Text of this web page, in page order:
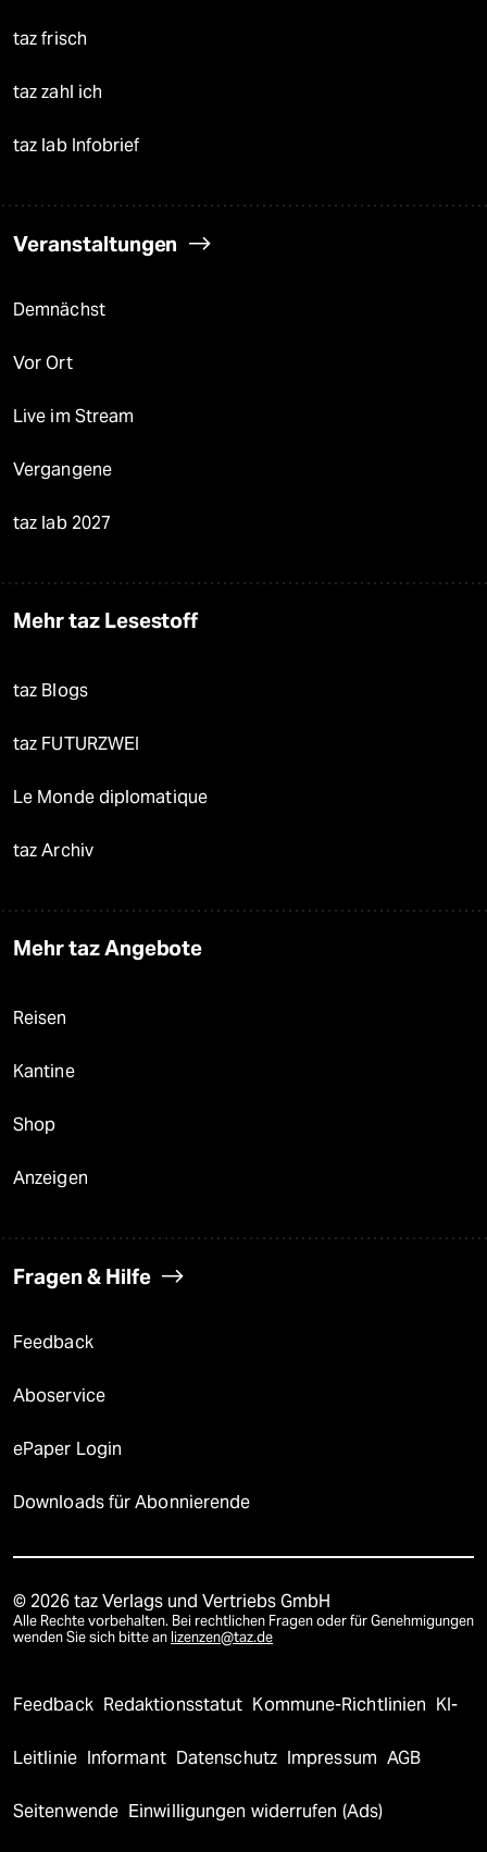
taz frisch
taz zahl ich
taz lab Infobrief
Veranstaltungen
Demnächst
Vor Ort
Live im Stream
Vergangene
taz lab 2027
Mehr taz Lesestoff
taz Blogs
taz FUTURZWEI
Le Monde diplomatique
taz Archiv
Mehr taz Angebote
Reisen
Kantine
Shop
Anzeigen
Fragen & Hilfe
Feedback
Aboservice
ePaper Login
Downloads für Abonnierende
© 2026 taz Verlags und Vertriebs GmbH
Alle Rechte vorbehalten. Bei rechtlichen Fragen oder für Genehmigungen
wenden Sie sich bitte an lizenzen@taz.de
Feedback Redaktionsstatut Kommune-Richtlinien KI-
Leitlinie Informant Datenschutz Impressum AGB
Seitenwende Einwilligungen widerrufen (Ads)